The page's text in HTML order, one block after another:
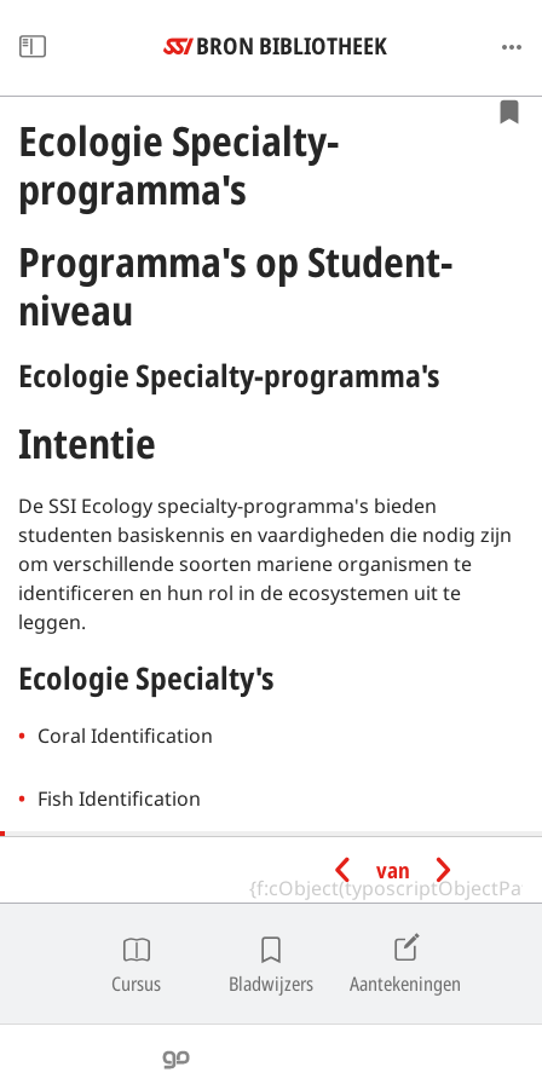
BRON BIBLIOTHEEK
Ecologie Specialty-
programma's
Programma's op Student-
niveau
Ecologie Specialty-programma's
Intentie
De SSI Ecology specialty-programma's bieden
studenten basiskennis en vaardigheden die nodig zijn
om verschillende soorten mariene organismen te
identificeren en hun rol in de ecosystemen uit te
leggen.
Ecologie Specialty's
Coral Identification
Fish Identification
Marine Ecology
Marine Mammal Ecology
van
Cursus Bladwijzers Aantekeningen